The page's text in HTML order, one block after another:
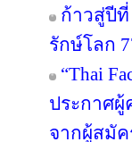
ก้าวสู่ปีที่
รักษ์โลก
“Thai
ประกาศผู้
จากผู้สมัค